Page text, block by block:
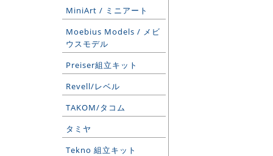
MiniArt / ミニアート
Moebius Models / メビ
ウスモデル
Preiser組立キット
Revell/レベル
TAKOM/タコム
タミヤ
Tekno 組立キット